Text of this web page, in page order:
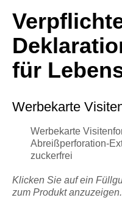
für
Werbekarte
Werbekarte
Abreißperforation-
zuckerfrei
Klicken Sie auf ein
zum Produkt anzuzeigen.